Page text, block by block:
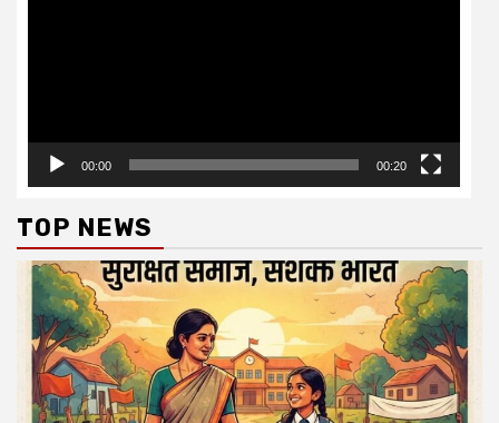
00:00 00:20
TOP NEWS